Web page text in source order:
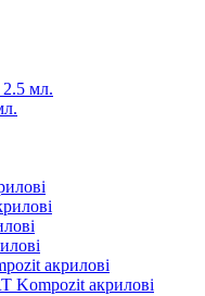
2.5 мл.
акрилові
Kompozit акрилові